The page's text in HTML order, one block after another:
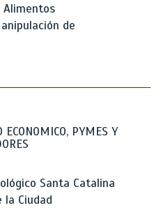
Alimentos
de
ECONOMICO, PYMES Y
Santa Catalina
la Ciudad